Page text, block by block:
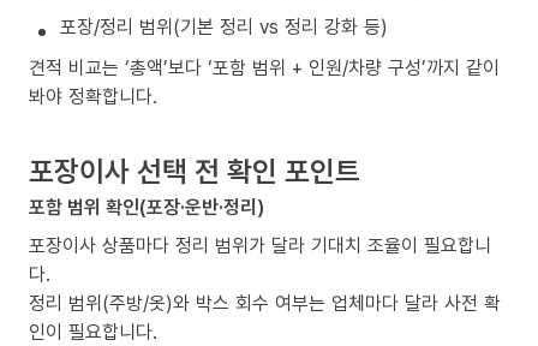
포장/정리 범위(기본 정리 vs 정리 강화 등)
견적 비교는 ‘총액’보다 ‘포함 범위 + 인원/차량 구성’까지 같이
봐야 정확합니다.
포장이사 선택 전 확인 포인트
포함 범위 확인(포장·운반·정리)
포장이사 상품마다 정리 범위가 달라 기대치 조율이 필요합니
다.
정리 범위(주방/옷)와 박스 회수 여부는 업체마다 달라 사전 확
인이 필요합니다.